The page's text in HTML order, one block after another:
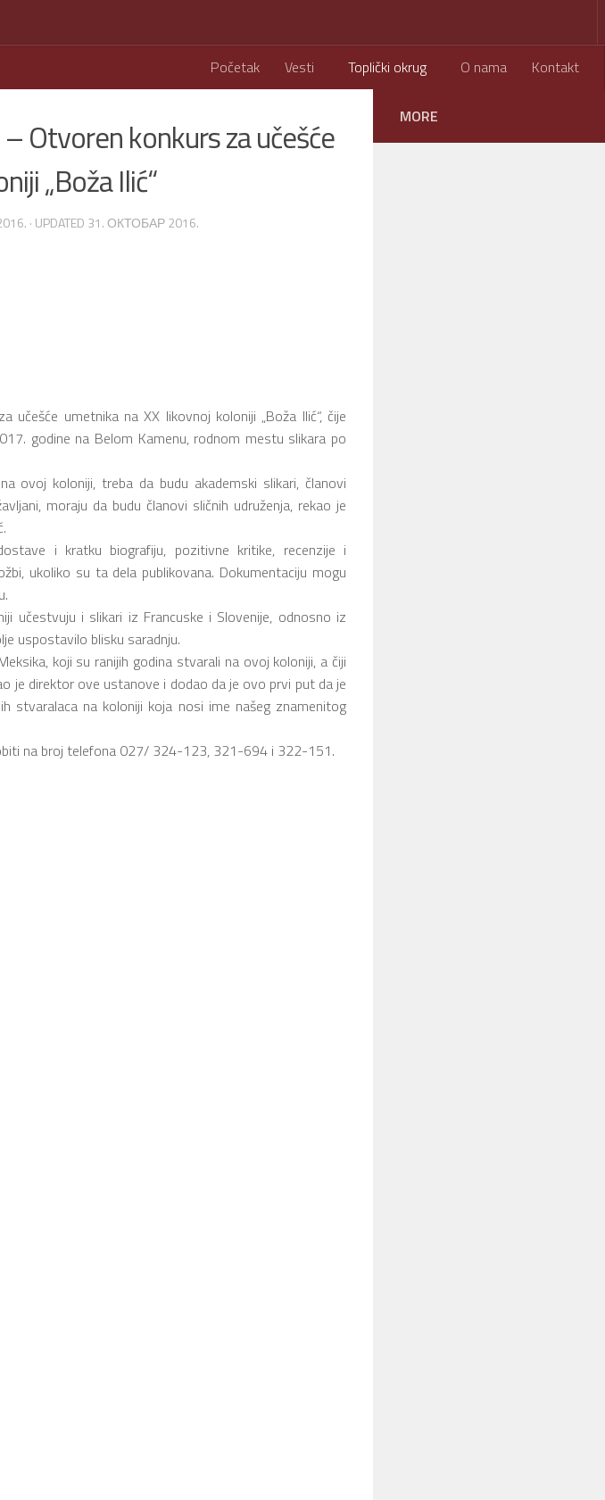
Početak Vesti Toplički okrug O nama Kontakt
Otvoren konkurs za učešće
„Boža Ilić“
· UPDATED 31. ОКТОБАР 2016.
učešće umetnika na XX likovnoj koloniji „Boža Ilić“, čije
godine na Belom Kamenu, rodnom mestu slikara po
ovoj koloniji, treba da budu akademski slikari, članovi
moraju da budu članovi sličnih udruženja, rekao je
i kratku biografiju, pozitivne kritike, recenzije i
ukoliko su ta dela publikovana. Dokumentaciju mogu
učestvuju i slikari iz Francuske i Slovenije, odnosno iz
uspostavilo blisku saradnju.
koji su ranijih godina stvarali na ovoj koloniji, a čiji
je direktor ove ustanove i dodao da je ovo prvi put da je
stvaralaca na koloniji koja nosi ime našeg znamenitog
na broj telefona 027/ 324-123, 321-694 i 322-151.
MORE